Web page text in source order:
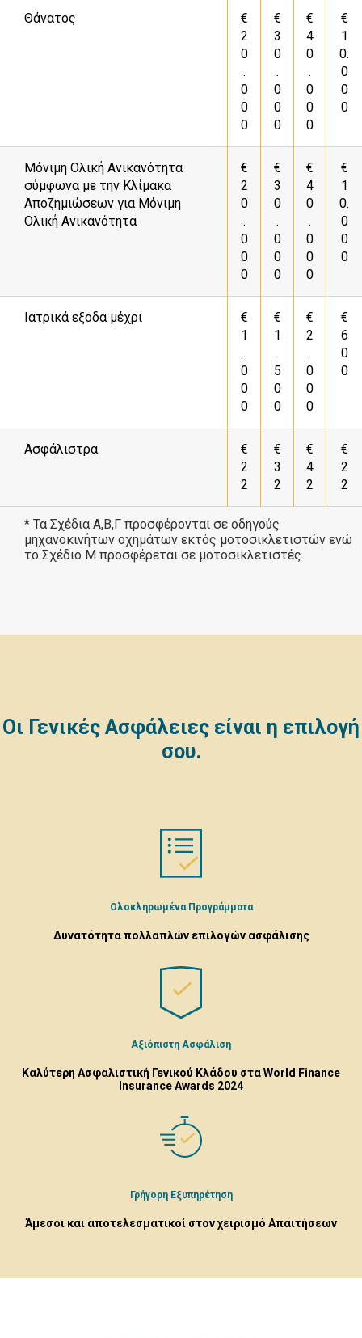
Θάνατος
€
2
0
.
0
0
0
€
3
0
.
0
0
0
€
4
0
.
0
0
0
€
1
0.
0
0
0
Μόνιμη Ολική Ανικανότητα
σύμφωνα με την Κλίμακα
Αποζημιώσεων για Μόνιμη
Ολική Ανικανότητα
€
2
0
.
0
0
0
€
3
0
.
0
0
0
€
4
0
.
0
0
0
€
1
0.
0
0
0
Ιατρικά εξοδα μέχρι
€
1
.
0
0
0
€
1
.
5
0
0
€
2
.
0
0
0
€
6
0
0
Ασφάλιστρα
€
2
2
€
3
2
€
4
2
€
2
2
* Τα Σχέδια Α,Β,Γ προσφέρονται σε οδηγούς
μηχανοκινήτων οχημάτων εκτός μοτοσικλετιστών ενώ
το Σχέδιο Μ προσφέρεται σε μοτοσικλετιστές.
Οι Γενικές Ασφάλειες είναι η επιλογή
σου.
Ολοκληρωμένα Προγράμματα
Δυνατότητα πολλαπλών επιλογών ασφάλισης
Αξιόπιστη Ασφάλιση
Καλύτερη Ασφαλιστική Γενικού Κλάδου στα World Finance
Insurance Awards 2024
Γρήγορη Εξυπηρέτηση
Άμεσοι και αποτελεσματικοί στον χειρισμό Απαιτήσεων